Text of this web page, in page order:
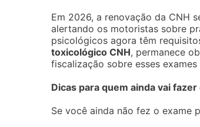
Em 2026, a renovação da CNH
alertando os motoristas sobre
psicológicos agora têm
toxicológico CNH, permanece
fiscalização sobre esses
Dicas para quem ainda vai fazer
Se você ainda não fez o exame